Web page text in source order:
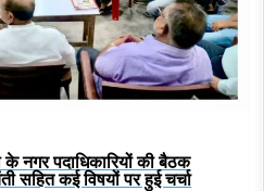
के नगर पदाधिकारियों की बैठक
सहित कई विषयों पर हुई चर्चा